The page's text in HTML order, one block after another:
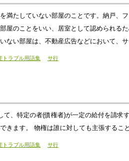
満たしていない部屋のことです。納戸、
屋のことをいい、居室として認められる
ない部屋は、不動産広告などにおいて
トラブル用語集 サ行
て、特定の者(債権者)が一定の給付を請
きます。 物権は誰に対しても主張するこ
トラブル用語集 サ行